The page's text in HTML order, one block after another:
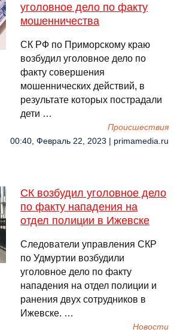
уголовное дело по факту
мошенничества
СК РФ по Приморскому краю
возбудил уголовное дело по
факту совершения
мошеннических действий, в
результате которых пострадали
дети …
Происшествия
00:40, Февраль 22, 2023 | primamedia.ru
СК возбудил уголовное дело
по факту нападения на
отдел полиции в Ижевске
Следователи управления СКР
по Удмуртии возбудили
уголовное дело по факту
нападения на отдел полиции и
ранения двух сотрудников в
Ижевске. …
Новости